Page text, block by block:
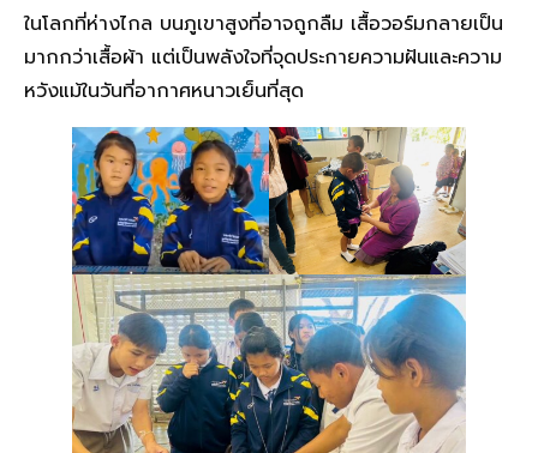
ในโลกที่ห่างไกล บนภูเขาสูงที่อาจถูกลืม เสื้อวอร์มกลายเป็น
มากกว่าเสื้อผ้า แต่เป็นพลังใจที่จุดประกายความฝันและความ
หวังแม้ในวันที่อากาศหนาวเย็นที่สุด